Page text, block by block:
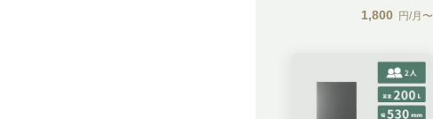
1,800 円/月〜